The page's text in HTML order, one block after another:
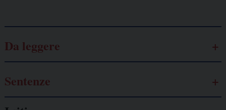
Da leggere
Sentenze